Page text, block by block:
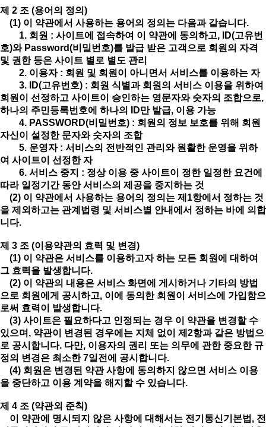
제 2 조 (용어의 정의)
(1) 이 약관에서 사용하는 용어의 정의는 다음과 같습니다.
1. 회원 : 사이트에 접속하여 이 약관에 동의하고, ID(고유번
호)와 Password(비밀번호)를 발급 받은 고객으로 회원의 자격
및 권한 등은 사이트 별로 별도 관리
2. 이용자 : 회원 및 회원이 아니면서 서비스를 이용하는 자
3. ID(고유번호) : 회원 식별과 회원의 서비스 이용을 위하여
회원이 선정하고 사이트이 승인하는 영문자와 숫자의 조합으로,
하나의 주민등록번호에 하나의 ID만 발급, 이용 가능
4. PASSWORD(비밀번호) : 회원의 정보 보호를 위해 회원
자신이 설정한 문자와 숫자의 조합
5. 운영자 : 서비스의 전반적인 관리와 원활한 운영을 위하
여 사이트이 선정한 자
6. 서비스 중지 : 정상 이용 중 사이트이 정한 일정한 요건에
따라 일정기간 동안 서비스의 제공을 중지하는 것
(2) 이 약관에서 사용하는 용어의 정의는 제1항에서 정하는 것
을 제외하고는 관계법령 및 서비스별 안내에서 정하는 바에 의합
니다.
제 3 조 (이용약관의 효력 및 변경)
(1) 이 약관은 서비스를 이용하고자 하는 모든 회원에 대하여
그 효력을 발생합니다.
(2) 이 약관의 내용은 서비스 화면에 게시하거나 기타의 방법
으로 회원에게 공시하고, 이에 동의한 회원이 서비스에 가입함으
로써 효력이 발생합니다.
(3) 사이트은 필요하다고 인정되는 경우 이 약관을 변경할 수
있으며, 약관이 변경된 경우에는 지체 없이 제2항과 같은 방법으
로 공시합니다. 다만, 이용자의 권리 또는 의무에 관한 중요한 규
정의 변경은 최소한 7일전에 공시합니다.
(4) 회원은 변경된 약관 사항에 동의하지 않으면 서비스 이용
을 중단하고 이용 계약을 해지할 수 있습니다.
제 4 조 (약관외 준칙)
이 약관에 명시되지 않은 사항에 대해서는 전기통신기본법, 전